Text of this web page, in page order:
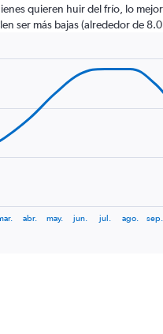
quieren huir del frío, lo
ser más bajas (alrededor de 8.0
abr. may. jun. jul. ago. sep.